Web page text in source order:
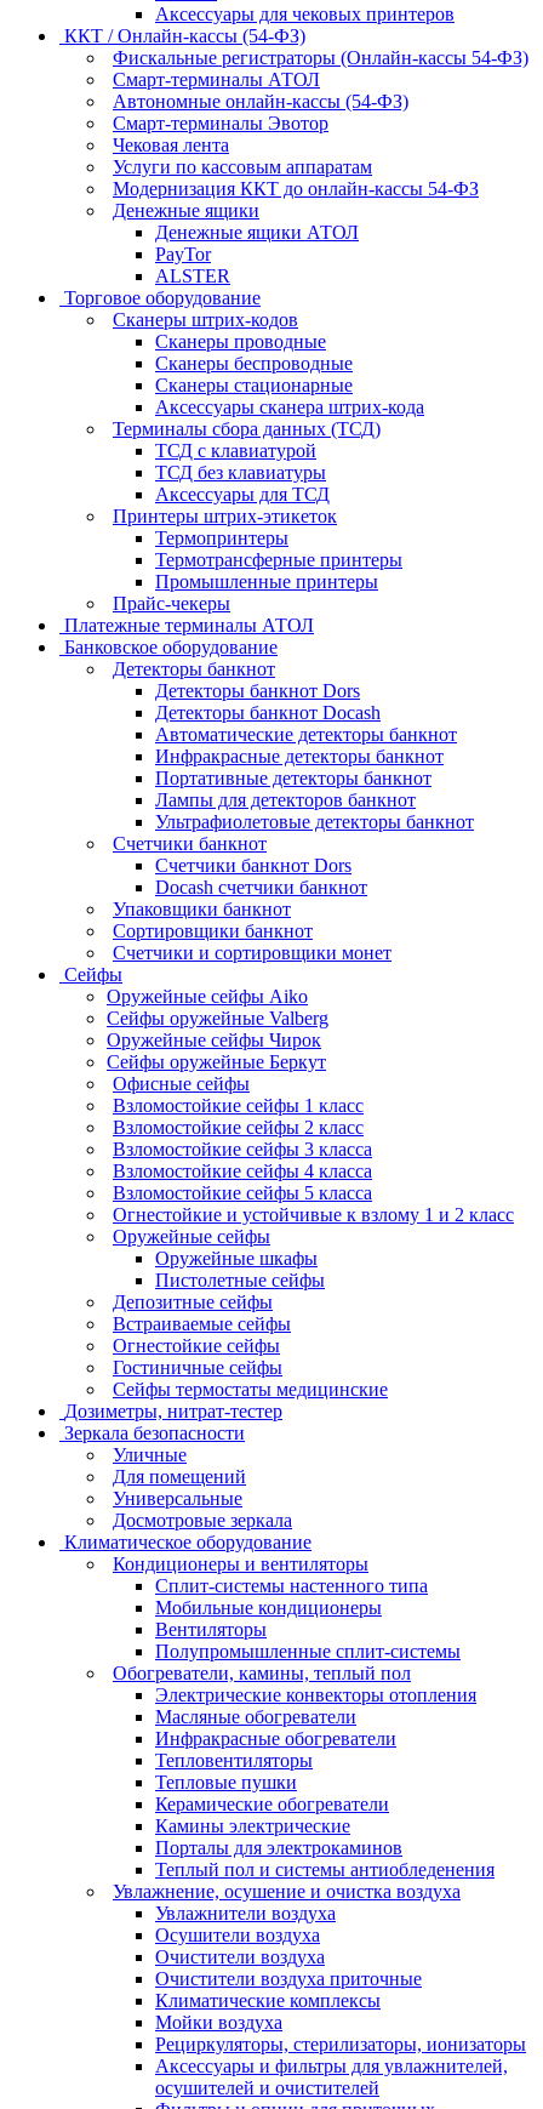
Аксессуары для чековых принтеров
ККТ / Онлайн-кассы (54-ФЗ)
Фискальные регистраторы (Онлайн-кассы 54-ФЗ)
Смарт-терминалы АТОЛ
Автономные онлайн-кассы (54-ФЗ)
Смарт-терминалы Эвотор
Чековая лента
Услуги по кассовым аппаратам
Модернизация ККТ до онлайн-кассы 54-ФЗ
Денежные ящики
Денежные ящики АТОЛ
PayTor
ALSTER
Торговое оборудование
Сканеры штрих-кодов
Сканеры проводные
Сканеры беспроводные
Сканеры стационарные
Аксессуары сканера штрих-кода
Терминалы сбора данных (ТСД)
ТСД с клавиатурой
ТСД без клавиатуры
Аксессуары для ТСД
Принтеры штрих-этикеток
Термопринтеры
Термотрансферные принтеры
Промышленные принтеры
Прайс-чекеры
Платежные терминалы АТОЛ
Банковское оборудование
Детекторы банкнот
Детекторы банкнот Dors
Детекторы банкнот Docash
Автоматические детекторы банкнот
Инфракрасные детекторы банкнот
Портативные детекторы банкнот
Лампы для детекторов банкнот
Ультрафиолетовые детекторы банкнот
Счетчики банкнот
Счетчики банкнот Dors
Docash счетчики банкнот
Упаковщики банкнот
Сортировщики банкнот
Счетчики и сортировщики монет
Сейфы
Оружейные сейфы Aiko
Сейфы оружейные Valberg
Оружейные сейфы Чирок
Сейфы оружейные Беркут
Офисные сейфы
Взломостойкие сейфы 1 класс
Взломостойкие сейфы 2 класс
Взломостойкие сейфы 3 класса
Взломостойкие сейфы 4 класса
Взломостойкие сейфы 5 класса
Огнестойкие и устойчивые к взлому 1 и 2 класс
Оружейные сейфы
Оружейные шкафы
Пистолетные сейфы
Депозитные сейфы
Встраиваемые сейфы
Огнестойкие сейфы
Гостиничные сейфы
Сейфы термостаты медицинские
Дозиметры, нитрат-тестер
Зеркала безопасности
Уличные
Для помещений
Универсальные
Досмотровые зеркала
Климатическое оборудование
Кондиционеры и вентиляторы
Сплит-системы настенного типа
Мобильные кондиционеры
Вентиляторы
Полупромышленные сплит-системы
Обогреватели, камины, теплый пол
Электрические конвекторы отопления
Масляные обогреватели
Инфракрасные обогреватели
Тепловентиляторы
Тепловые пушки
Керамические обогреватели
Камины электрические
Порталы для электрокаминов
Теплый пол и системы антиобледенения
Увлажнение, осушение и очистка воздуха
Увлажнители воздуха
Осушители воздуха
Очистители воздуха
Очистители воздуха приточные
Климатические комплексы
Мойки воздуха
Рециркуляторы, стерилизаторы, ионизаторы
Аксессуары и фильтры для увлажнителей,
осушителей и очистителей